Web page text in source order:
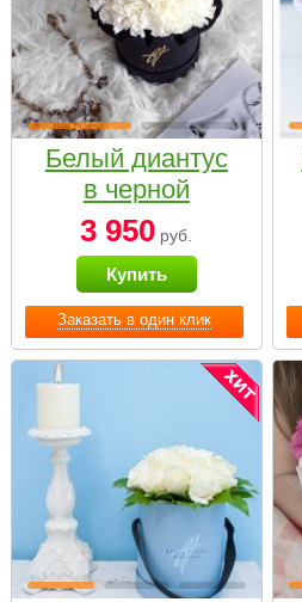
Заказать в один клик
Белый диантус
в черной
коробке Small
3 950 руб.
Купить